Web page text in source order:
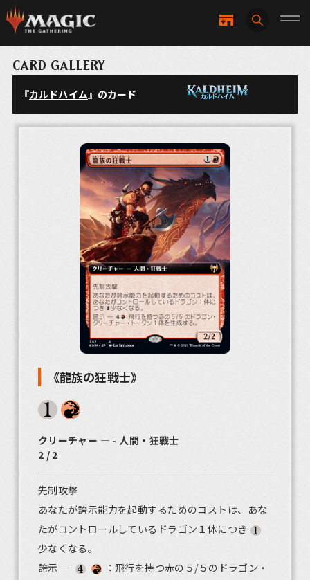
CARD GALLERY
『カルドハイム』のカード
《龍族の狂戦士》
クリーチャー ― - 人間・狂戦士
2 / 2
先制攻撃
あなたが誇示能力を起動するためのコストは、あな
たがコントロールしているドラゴン１体につき
少なくなる。
誇示 ―
：飛行を持つ赤の５/５のドラゴン・